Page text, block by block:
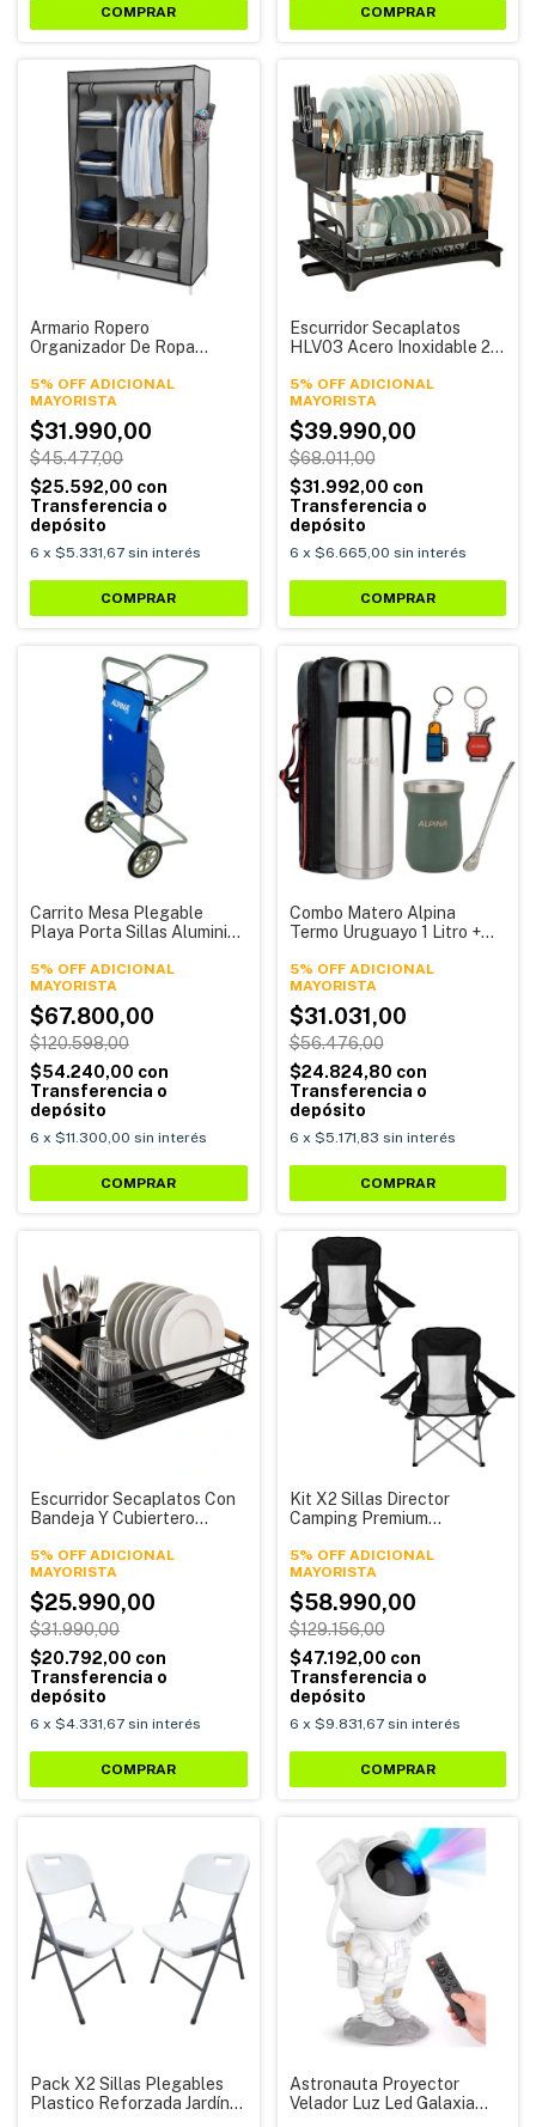
COMPRAR
Armario Ropero
Organizador De Ropa
HRP01
5% OFF ADICIONAL
$31.990,00
$45.477,00
$25.592,00 con
Transferencia o
depósito
6 x $5.331,67 sin interés
COMPRAR
Escurridor Secaplatos
HLV03 Acero Inoxidable 2
5% OFF ADICIONAL
$39.990,00
$68.011,00
$31.992,00 con
Transferencia o
depósito
6 x $6.665,00 sin interés
Carrito Mesa Plegable
Playa Porta Sillas Aluminio
5% OFF ADICIONAL
$67.800,00
$120.598,00
$54.240,00 con
Transferencia o
depósito
6 x $11.300,00 sin interés
COMPRAR
Combo Matero Alpina
Termo Uruguayo 1 Litro +
Bombilla
5% OFF ADICIONAL
$31.031,00
$56.476,00
$24.824,80 con
Transferencia o
depósito
6 x $5.171,83 sin interés
COMPRAR
Escurridor Secaplatos Con
Bandeja Y Cubiertero
5% OFF ADICIONAL
$25.990,00
$31.990,00
$20.792,00 con
Transferencia o
depósito
6 x $4.331,67 sin interés
Kit X2 Sillas Director
Camping Premium
Alpina
5% OFF ADICIONAL
$58.990,00
$129.156,00
$47.192,00 con
Transferencia o
depósito
6 x $9.831,67 sin interés
COMPRAR
Pack X2 Sillas Plegables
Plastico Reforzada Jardín
Astronauta Proyector
Velador Luz Led Galaxia